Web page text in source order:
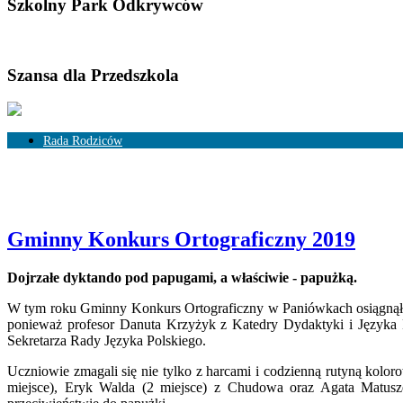
Szkolny Park Odkrywców
Szansa dla Przedszkola
Rada Rodziców
Gminny Konkurs Ortograficzny 2019
Dojrzałe dyktando pod papugami, a właściwie - papużką.
W tym roku Gminny Konkurs Ortograficzny w Paniówkach
ponieważ profesor Danuta Krzyżyk z Katedry Dydaktyki i Języka
Sekretarza Rady Języka Polskiego.
Uczniowie zmagali się nie tylko z harcami i codzienną rutyną
miejsce), Eryk Walda (2 miejsce) z Chudowa oraz Agata